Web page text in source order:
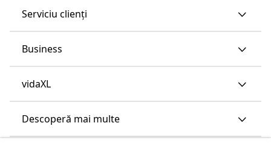
Serviciu clienți
Business
vidaXL
Descoperă mai multe